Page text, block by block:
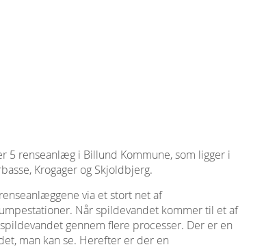
5 renseanlæg i Billund Kommune, som ligger i
Krogager og Skjoldbjerg.
via et stort net af
Når spildevandet kommer til et af
gennem flere processer. Der er en
man kan se. Herefter er der en